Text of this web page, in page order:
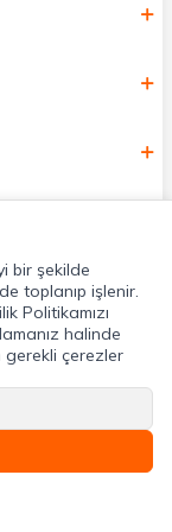
bir şekilde
toplanıp işlenir.
Politikamızı
halinde
gerekli çerezler